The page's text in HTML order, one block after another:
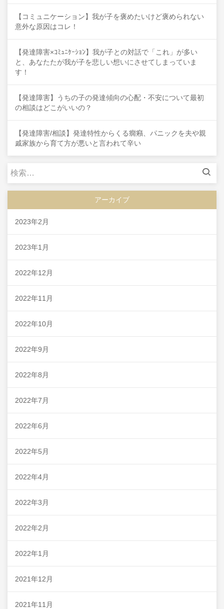
【コミュニケーション】我が子を褒めたいけど褒められない
意外な原因はコレ！
【発達障害×ｺﾐｭﾆｹｰｼｮﾝ】我が子との対話で「これ」が多い
と、あなたたが我が子を悲しい想いにさせてしまっていま
す！
【発達障害】うちの子の発達傾向の心配・不安について最初
の相談はどこがいいの？
【発達障害/相談】発達特性からくる癇癪、パニックを夫や親
戚家族から育て方が悪いと言われて辛い
検
アーカイブ
2023年2月
2023年1月
2022年12月
2022年11月
2022年10月
2022年9月
2022年8月
2022年7月
2022年6月
2022年5月
2022年4月
2022年3月
2022年2月
2022年1月
2021年12月
2021年11月